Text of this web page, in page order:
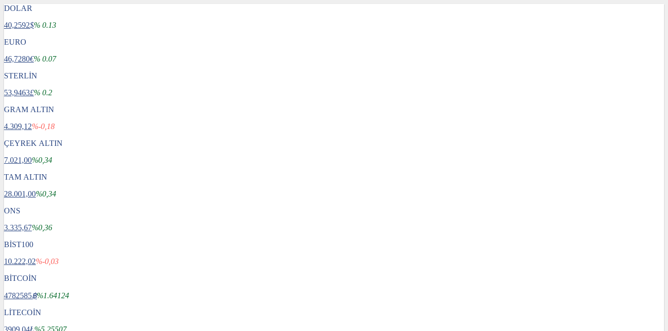
DOLAR
40,2592$% 0.13
EURO
46,7280€% 0.07
STERLİN
53,9463£% 0.2
GRAM ALTIN
4.309,12%-0,18
ÇEYREK ALTIN
7.021,00%0,34
TAM ALTIN
28.001,00%0,34
ONS
3.335,67%0,36
BİST100
10.222,02%-0,03
BİTCOİN
4782585฿%1.64124
LİTECOİN
3909.04Ł%5.25507